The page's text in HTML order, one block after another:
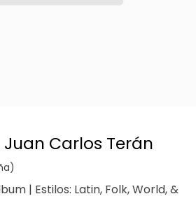
Carlos Terán
| Estilos: Latin, Folk, World, &